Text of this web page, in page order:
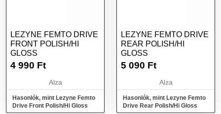
LEZYNE FEMTO DRIVE
FRONT POLISH/HI
GLOSS
4 990 Ft
Alza
Hasonlók, mint Lezyne Femto
Drive Front Polish/Hi Gloss
LEZYNE FEMTO DRIVE
REAR POLISH/HI
GLOSS
5 090 Ft
Alza
Hasonlók, mint Lezyne Femto
Drive Rear Polish/Hi Gloss